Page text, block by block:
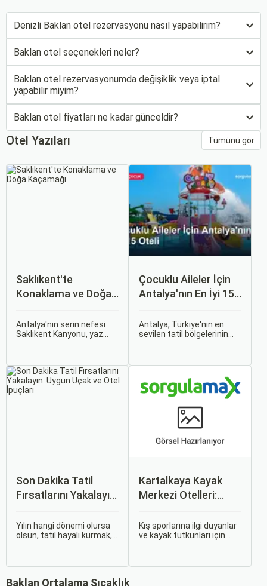
Denizli Baklan otel rezervasyonu nasıl yapabilirim?
Baklan otel seçenekleri neler?
Baklan otel rezervasyonumda değişiklik veya iptal
yapabilir miyim?
Baklan otel fiyatları ne kadar günceldir?
Otel Yazıları Tümünü gör
Saklıkent'te
Konaklama ve Doğa
Antalya'nın serin nefesi
Saklıkent Kanyonu, yaz
Türkiye'nin en derin ve en
uzun kanyonlarından biri
olan Saklıkent, dik kaya
Çocuklu Aileler İçin
Antalya'nın En İyi 15
Antalya, Türkiye'nin en
sevilen tatil bölgelerinin
rehberde, ailecek huzurlu
ve keyifli bir tatil
geçirmenizi sağlayacak en
iyi antalya çocuklu aile
oteli seçeneklerini bir
araya getirdik.
Son Dakika Tatil
Fırsatlarını Yakalayın:
İpuçları
Yılın hangi dönemi olursa
olsun, tatil hayali kurmak,
anda bavulları toplayıp yola
Kartalkaya Kayak
Merkezi Otelleri:
Alternatifleri
Kış sporlarına ilgi duyanlar
ve kayak tutkunları için
Baklan Ortalama Sıcaklık